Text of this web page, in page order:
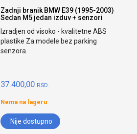
Zadnji branik BMW E39 (1995-2003)
Sedan M5 jedan izduv + senzori
Izradjen od visoko - kvalitetne ABS
plastike Za modele bez parking
senzora.
37.400,00 RSD.
Nema na lageru
Nije dostupno